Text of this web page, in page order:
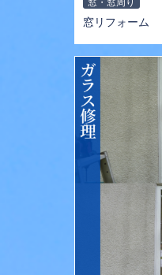
窓・窓周り
窓リフォーム